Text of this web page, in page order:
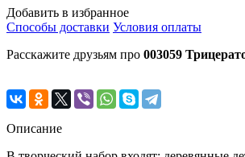
Добавить в избранное
Способы доставки Условия оплаты
Расскажите друзьям про 003059
Описание